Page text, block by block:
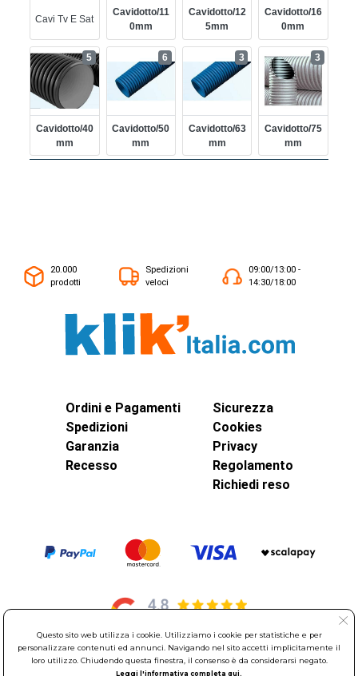
Cavi Tv E Sat
Cavidotto/11
0mm
Cavidotto/12
5mm
Cavidotto/16
0mm
Cavidotto/40
Mm
5
Cavidotto/50
Mm
6
Cavidotto/63
Mm
3
Cavidotto/75
Mm
3
20.000
prodotti
Spedizioni
veloci
09:00/13:00 -
14:30/18:00
Ordini e Pagamenti
Spedizioni
Garanzia
Recesso
Sicurezza
Cookies
Privacy
Regolamento
Richiedi reso
© Elettroservice Spa - Sede Legale: Via Leonardo da Vinci, 40 -
Questo sito web utilizza i cookie. Utilizziamo i cookie per statistiche e per
personalizzare contenuti ed annunci. Navigando nel sito accetti implicitamente il
loro utilizzo. Chiudendo questa finestra, il consenso è da considerarsi negato.
Leggi l'informativa completa qui.